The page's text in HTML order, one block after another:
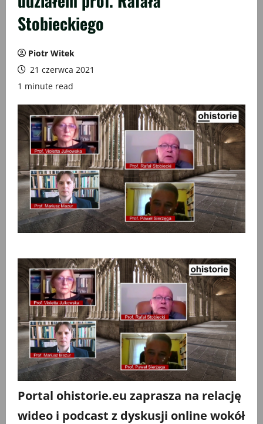
Stobieckiego
Piotr Witek
21 czerwca 2021
1 minute read
Portal ohistorie.eu zaprasza na relację
wideo i podcast z dyskusji online wokół